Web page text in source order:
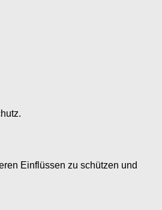
Einflüssen zu schützen und